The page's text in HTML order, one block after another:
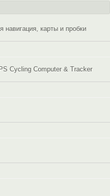
навигация, карты и пробки
Cycling Computer & Tracker